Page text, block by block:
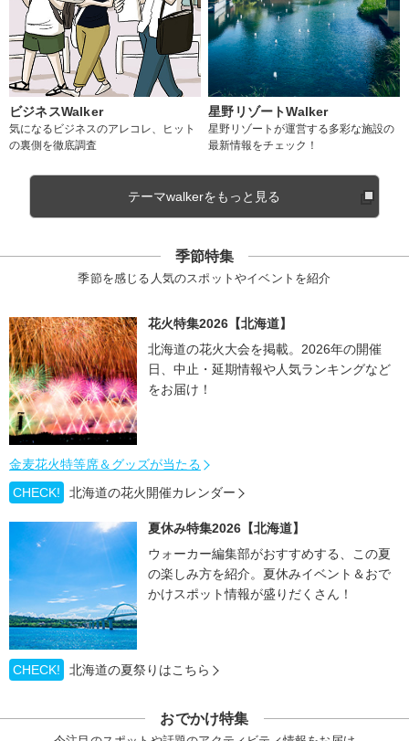
ビジネスWalker
気になるビジネスのアレコレ、ヒット
の裏側を徹底調査
星野リゾートWalker
星野リゾートが運営する多彩な施設の
最新情報をチェック！
テーマwalkerをもっと見る
季節特集
季節を感じる人気のスポットやイベントを紹介
花火特集2026【北海道】
北海道の花火大会を掲載。2026年の開催
日、中止・延期情報や人気ランキングなど
をお届け！
金麦花火特等席＆グッズが当たる
CHECK!
北海道の花火開催カレンダー
夏休み特集2026【北海道】
ウォーカー編集部がおすすめする、この夏
の楽しみ方を紹介。夏休みイベント＆おで
かけスポット情報が盛りだくさん！
CHECK! 北海道の夏祭りはこちら
おでかけ特集